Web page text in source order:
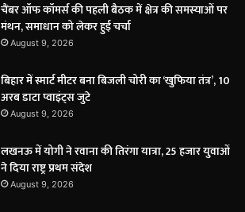
चैंबर ऑफ कॉमर्स की पहली बैठक में क्षेत्र की समस्याओं पर
मंथन, समाधान को लेकर हुई चर्चा
August 9, 2026
बिहार में स्मार्ट मीटर बना बिजली चोरी का ‘खुफिया तंत्र’, 10
अरब डाटा प्वाइंट्स जुटे
August 9, 2026
लखनऊ में योगी ने रवाना की तिरंगा यात्रा, 25 हजार युवाओं
ने दिया राष्ट्र प्रथम संदेश
August 9, 2026